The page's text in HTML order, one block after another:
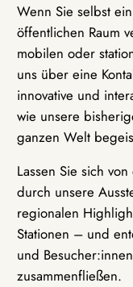
Wenn Sie selbst
öffentlichen Raum
mobilen oder
uns über eine
innovative und
wie unsere
ganzen Welt
Lassen Sie sich
durch unsere
regionalen
Stationen – und
und
zusammenfließen.